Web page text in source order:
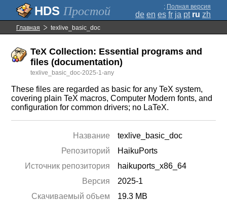
Простой ; Полная версия
de en es fr ja pt ru zh
Главная texlive_basic_doc
TeX Collection: Essential programs and
files (documentation)
texlive_basic_doc-2025-1-any
These files are regarded as basic for any TeX system,
covering plain TeX macros, Computer Modern fonts, and
configuration for common drivers; no LaTeX.
Название
texlive_basic_doc
Репозиторий
HaikuPorts
Источник репозитория
haikuports_x86_64
Версия
2025-1
Скачиваемый объем
19.3 MB